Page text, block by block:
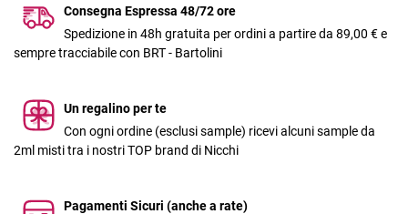
Consegna Espressa 48/72 ore
Spedizione in 48h gratuita per ordini a partire da 89,00 € e
sempre tracciabile con BRT - Bartolini
Un regalino per te
Con ogni ordine (esclusi sample) ricevi alcuni sample da
2ml misti tra i nostri TOP brand di Nicchi
Pagamenti Sicuri (anche a rate)